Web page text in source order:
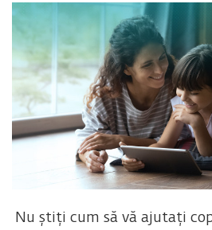
Nu știți cum să vă ajutați